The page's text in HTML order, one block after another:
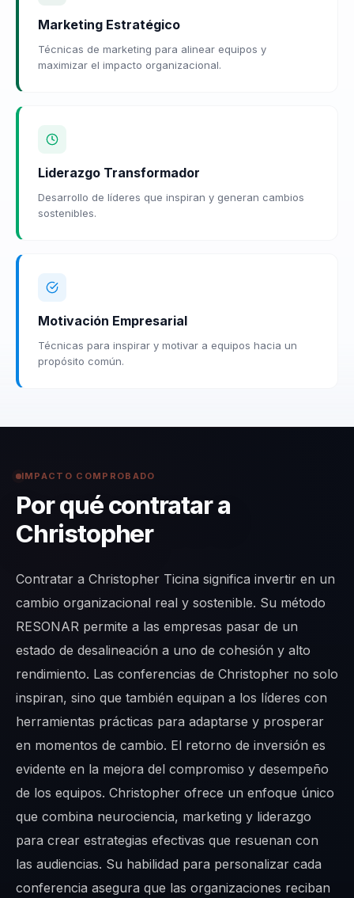
Marketing Estratégico
Técnicas de marketing para alinear equipos y
maximizar el impacto organizacional.
Liderazgo Transformador
Desarrollo de líderes que inspiran y generan cambios
sostenibles.
Motivación Empresarial
Técnicas para inspirar y motivar a equipos hacia un
propósito común.
IMPACTO COMPROBADO
Por qué contratar a
Christopher
Contratar a Christopher Ticina significa invertir en un
cambio organizacional real y sostenible. Su método
RESONAR permite a las empresas pasar de un
estado de desalineación a uno de cohesión y alto
rendimiento. Las conferencias de Christopher no solo
inspiran, sino que también equipan a los líderes con
herramientas prácticas para adaptarse y prosperar
en momentos de cambio. El retorno de inversión es
evidente en la mejora del compromiso y desempeño
de los equipos. Christopher ofrece un enfoque único
que combina neurociencia, marketing y liderazgo
para crear estrategias efectivas que resuenan con
las audiencias. Su habilidad para personalizar cada
conferencia asegura que las organizaciones reciban